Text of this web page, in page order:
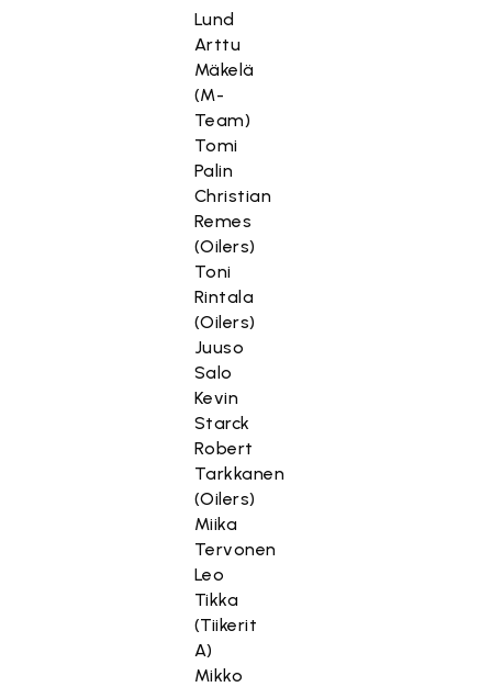
Lund
Arttu
Mäkelä
(M-
Team)
Tomi
Palin
Christian
Remes
(Oilers)
Toni
Rintala
(Oilers)
Juuso
Salo
Kevin
Starck
Robert
Tarkkanen
(Oilers)
Miika
Tervonen
Leo
Tikka
(Tiikerit
A)
Mikko